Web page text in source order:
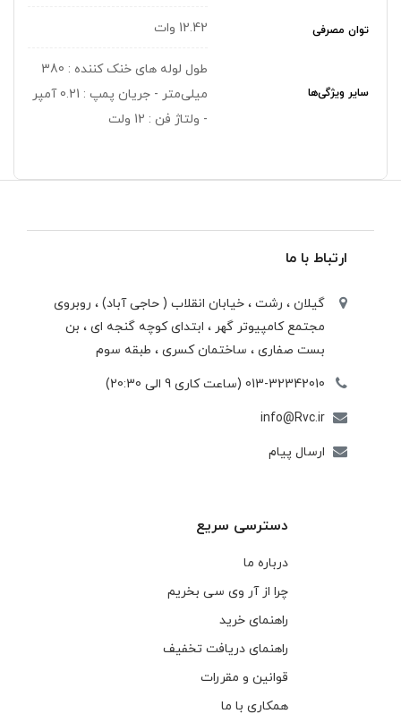
توان مصرفی 12.42 وات
سایر ویژگی‌ها
طول لوله های خنک کننده : 380
میلی‌متر - جریان پمپ : 0.21 آمپر
- ولتاژ فن : 12 ولت
ارتباط با ما
گیلان ، رشت ، خيابان انقلاب ( حاجی آباد) ، روبروی
مجتمع كامپيوتر گهر ، ابتدای كوچه گنجه ای ، بن
بست صفاری ، ساختمان كسری ، طبقه سوم
013-32342010 (ساعت کاری 9 الی 20:30)
info@Rvc.ir
ارسال پیام
دسترسی سریع
درباره ما
چرا از آر وی سی بخریم
راهنمای خرید
راهنمای دریافت تخفیف
قوانین و مقررات
همکاری با ما